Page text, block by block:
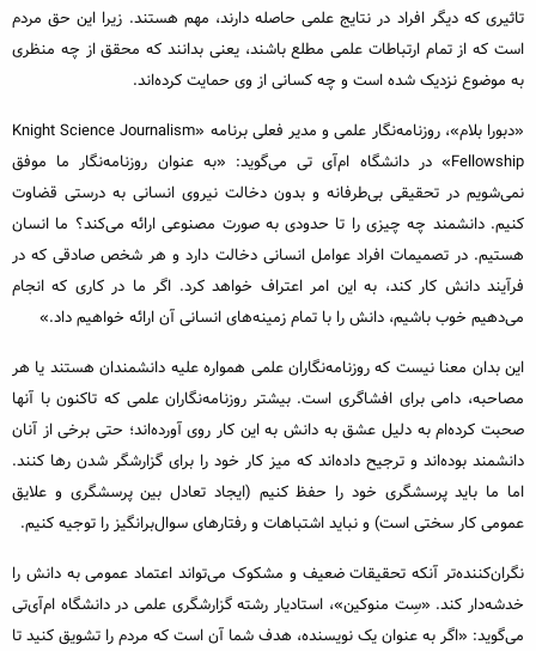
تاثیری که دیگر افراد در نتایج علمی حاصله دارند، مهم هستند. زیرا این حق مردم
است که از تمام ارتباطات علمی مطلع باشند، یعنی بدانند که محقق از چه منظری
به موضوع نزدیک شده است و چه کسانی از وی حمایت کرده‌اند.
«دبورا بلام»، روزنامه‌نگار علمی و مدیر فعلی برنامه «Knight Science Journalism
Fellowship» در دانشگاه ام‌آ‌‌ی تی می‌گوید: «به عنوان روزنامه‌نگار ما موفق
نمی‌شویم در تحقیقی بی‌طرفانه و بدون دخالت نیروی انسانی به درستی قضاوت
کنیم. دانشمند چه چیزی را تا حدودی به صورت مصنوعی ارائه می‌کند؟ ما انسان
هستیم. در تصمیمات افراد عوامل انسانی دخالت دارد و هر شخص صادقی که در
فرآیند دانش کار کند، به این امر اعتراف خواهد کرد. اگر ما در کاری که انجام
می‌دهیم خوب باشیم، دانش را با تمام زمینه‌های انسانی آن ارائه خواهیم داد.»
این بدان معنا نیست که روزنامه‌نگاران علمی همواره علیه دانشمندان هستند یا هر
مصاحبه، دامی برای افشاگری است. بیشتر روزنامه‌نگاران علمی که تاکنون با آنها
صحبت کرده‌ام به دلیل عشق به دانش به این کار روی آورده‌اند؛ حتی برخی از آنان
دانشمند بوده‌اند و ترجیح داده‌اند که میز کار خود را برای گزارشگر شدن رها کنند.
اما ما باید پرسشگری خود را حفظ کنیم (ایجاد تعادل بین پرسشگری و علایق
عمومی کار سختی است) و نباید اشتباهات و رفتارهای سوال‌برانگیز را توجیه کنیم.
نگران‌کننده‌تر آنکه تحقیقات ضعیف و مشکوک می‌تواند اعتماد عمومی به دانش را
خدشه‌دار کند. «سِت منوکین»، استادیار رشته گزارشگری علمی در دانشگاه ام‌آی‌تی
می‌گوید: «اگر به عنوان یک نویسنده، هدف شما آن است که مردم را تشویق کنید تا